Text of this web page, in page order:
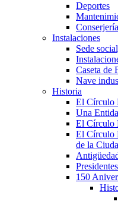
Deportes
Conserjería
Instalaciones
Sede
Caseta de
Nave
Historia
El Círculo
Una
El Círculo
El Círculo
de la
Presidentes
150